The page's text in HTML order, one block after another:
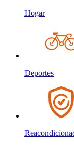
Hogar
Deportes